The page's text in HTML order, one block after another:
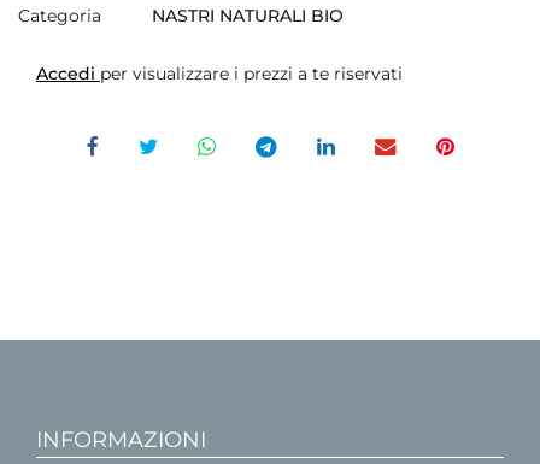
Categoria
NASTRI NATURALI BIO
Accedi per visualizzare i prezzi a te riservati
INFORMAZIONI